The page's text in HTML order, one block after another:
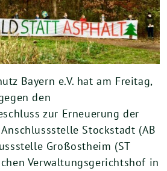
Bayern e.V. hat am Freitag,
den
zur Erneuerung der
Stockstadt (AB
Großostheim (ST
Verwaltungsgerichtshof in